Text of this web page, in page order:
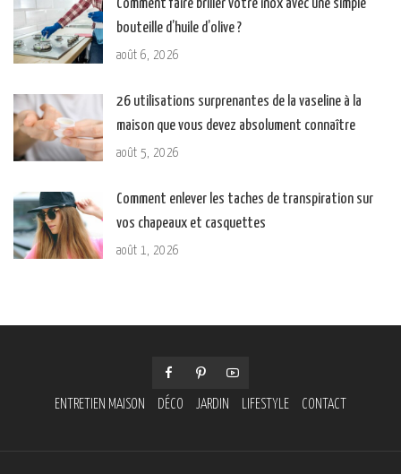
Comment faire briller votre inox avec une simple
bouteille d’huile d’olive ?
août 6, 2026
26 utilisations surprenantes de la vaseline à la
maison que vous devez absolument connaître
août 5, 2026
Comment enlever les taches de transpiration sur
vos chapeaux et casquettes
août 1, 2026
ENTRETIEN MAISON DÉCO JARDIN LIFESTYLE CONTACT